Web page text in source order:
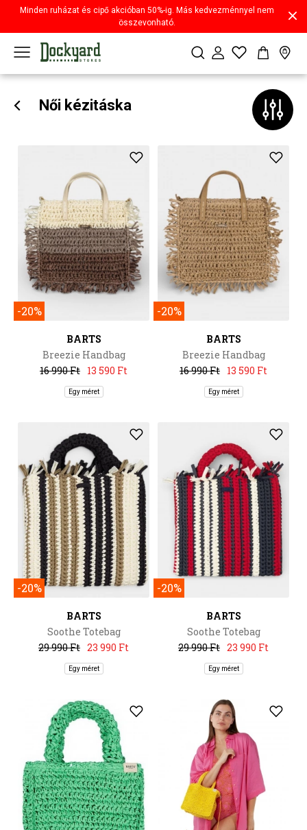
Minden ruházat és cipő akcióban 50%-ig. Más kedvezménnyel nem
összevonható.
Női kézitáska
-20%
BARTS
Breezie Handbag
16 990 Ft 13 590 Ft
Egy méret
-20%
BARTS
Breezie Handbag
16 990 Ft 13 590 Ft
Egy méret
-20%
BARTS
Soothe Totebag
29 990 Ft 23 990 Ft
Egy méret
-20%
BARTS
Soothe Totebag
29 990 Ft 23 990 Ft
Egy méret